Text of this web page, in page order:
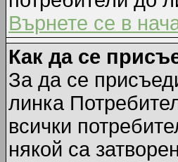
Върнете се в
Как да се
За да се
линка
всички
някой са